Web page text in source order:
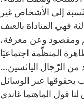
إلى الأشخاص غير
فهي المناداة بالعنف
ومقصود وعن معرفة،
المنظّمة اجتماعيّا
الرّجال اليائسين...
بحقوقها عبر الوسائل
قول الماهتما غاندي